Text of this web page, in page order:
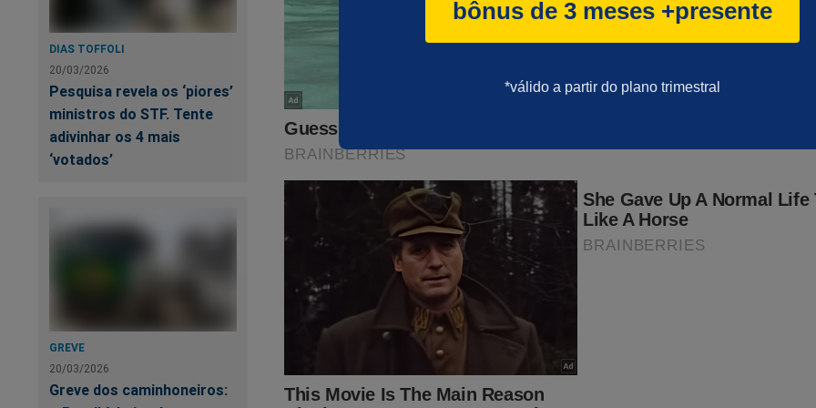
bônus de 3 meses +presente
*válido a partir do plano trimestral
DIAS TOFFOLI
20/03/2026
Pesquisa revela os ‘piores’
ministros do STF. Tente
adivinhar os 4 mais
‘votados’
GREVE
20/03/2026
Greve dos caminhoneiros:
perseguição ao ex-presidente.
pode, sequer, questionar nada. A briga agora é contra Donald Trump. Querem
realmente aconteceu em 2022... Porém, para o "terror" do "sistema", tudo isso foi
documentado no livro
sellerno Brasil.
O livro, que na verdade é um "documento", já se transformou em um arquivo
ao seu corajoso conteúdo. São descritas todas as manobras do "sistema" para trazer
presidiário Lula de volta ao poder, os acontecimentos que desencadearam na
contra Bolsonaro e todas as 'tramoias' da esquerda. Eleição, prisões, mídia, censura,
perseguição, manipulação e muito mais... Está tudo documentado. Obviamente, esse
está na "mira" da censura e não se sabe até quando estará a disposição do povo
Não perca tempo. Caso tenha interesse, clique no link abaixo para adquirir essa obra:
https://www.conteudoconservador.com.br/products/o-fantasma-do-alvorada-a-